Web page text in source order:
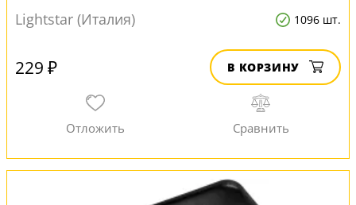
Lightstar (Италия)
1096 шт.
229 ₽ В КОРЗИНУ